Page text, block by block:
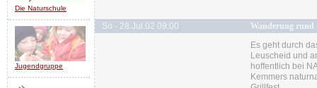
Die Naturschule
Jugendgruppe
So - 28.Jul.02 09:00
Wanderung rund
Es geht durch
Leuscheid und
hoffentlich bei
Kemmers